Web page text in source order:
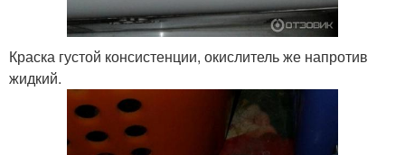
Краска густой консистенции, окислитель же напротив
жидкий.